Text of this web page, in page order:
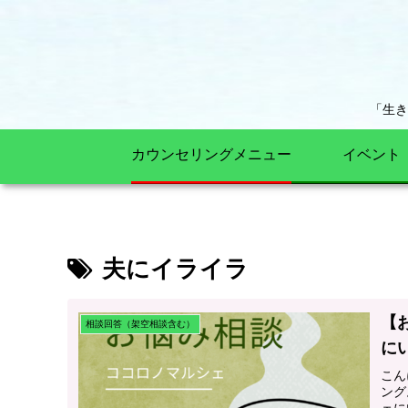
「生
カウンセリングメニュー イベント
夫にイライラ
相談回答（架空相談含む）
に
こ
ン